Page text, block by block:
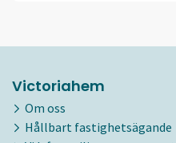
Victoriahem
Om oss
Hållbart fastighetsägande